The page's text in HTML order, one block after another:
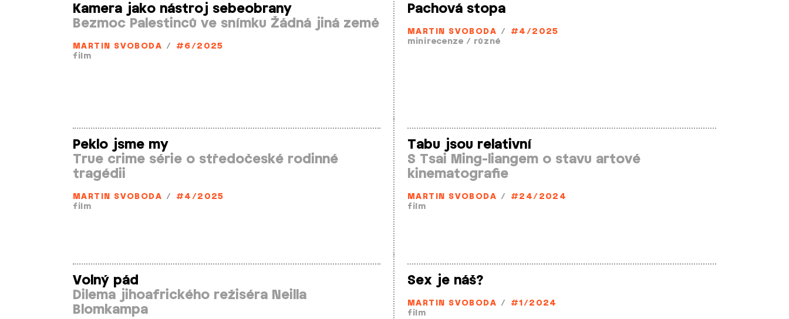
Kamera jako nástroj sebeobrany
Bezmoc Palestinců ve snímku Žádná jiná země
MARTIN SVOBODA /
#6/2025
film
Pachová stopa
MARTIN SVOBODA /
#4/2025
minirecenze / různé
Peklo jsme my
True crime série o středočeské rodinné
tragédii
MARTIN SVOBODA /
#4/2025
film
Tabu jsou relativní
S Tsai Ming­-liangem o stavu artové
kinematografie
MARTIN SVOBODA /
#24/2024
film
Volný pád
Dilema jihoafrického režiséra Neilla
Blomkampa
Sex je náš?
MARTIN SVOBODA /
#1/2024
film